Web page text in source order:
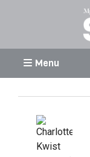
Menu